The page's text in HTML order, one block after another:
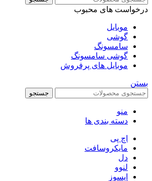
درخواست های محبوب
موبایل
گوشی
سامسونگ
گوشی سامسونگ
موبایل های پرفروش
بستن
جستجو
منو
دسته بندی ها
اچ پی
مایکروسافت
دل
لنوو
ایسوز